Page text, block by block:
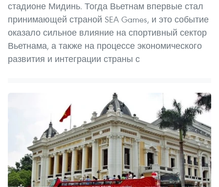
стадионе Мидинь. Тогда Вьетнам впервые стал
принимающей страной SEA Games, и это событие
оказало сильное влияние на спортивный сектор
Вьетнама, а также на процессе экономического
развития и интеграции страны с